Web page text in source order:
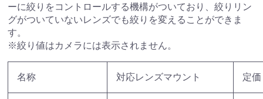
ーに絞りをコントロールする機構がついており、絞りリン
グがついていないレンズでも絞りを変えることができま
す。
※絞り値はカメラには表示されません。
名称 対応レンズマウント 定価